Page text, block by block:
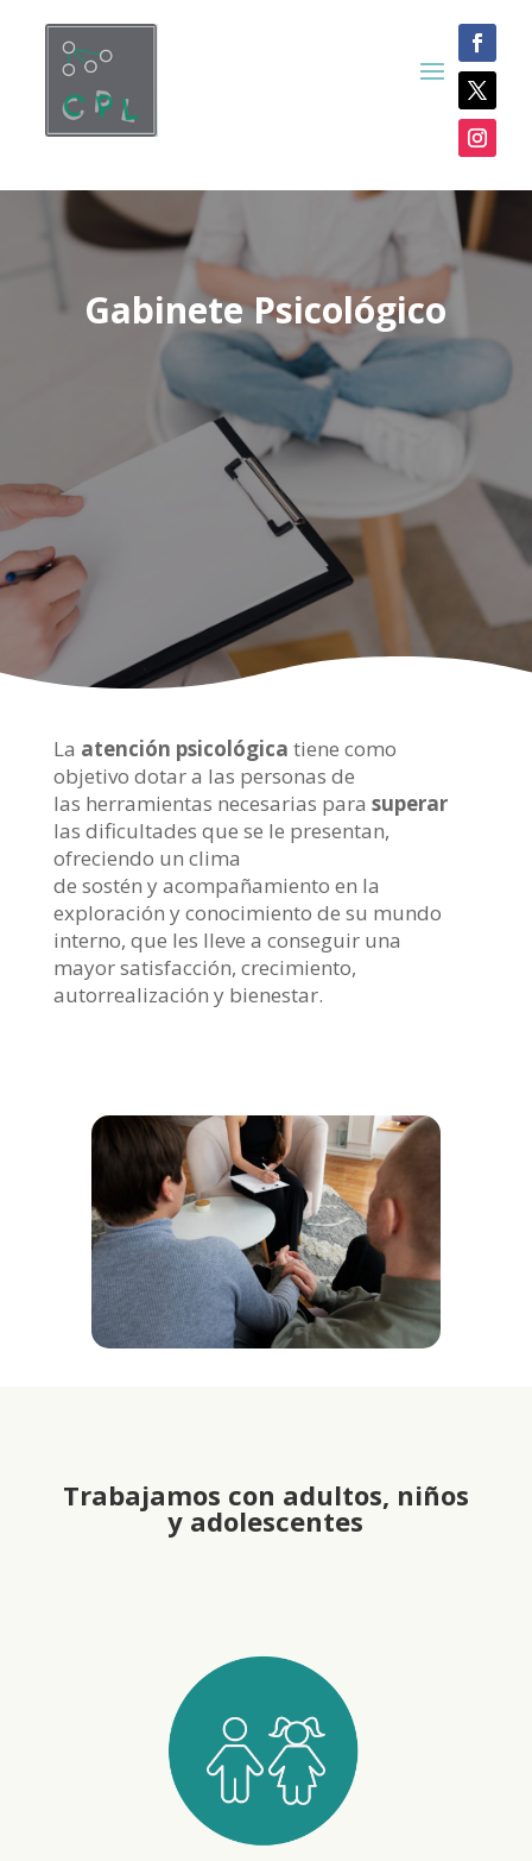
Gabinete Psicológico
La atención psicológica tiene como
objetivo dotara las personas de
las herramientas necesarias para superar
las dificultades que se le presentan,
ofreciendo un clima
de sostén yacompañamiento en la
exploración y conocimiento de su mundo
interno, que les lleve a conseguir una
mayorsatisfacción, crecimiento,
autorrealización y bienestar.
Trabajamos con adultos, niños
y adolescentes